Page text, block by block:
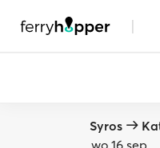
|
Syros
wo 16 sep